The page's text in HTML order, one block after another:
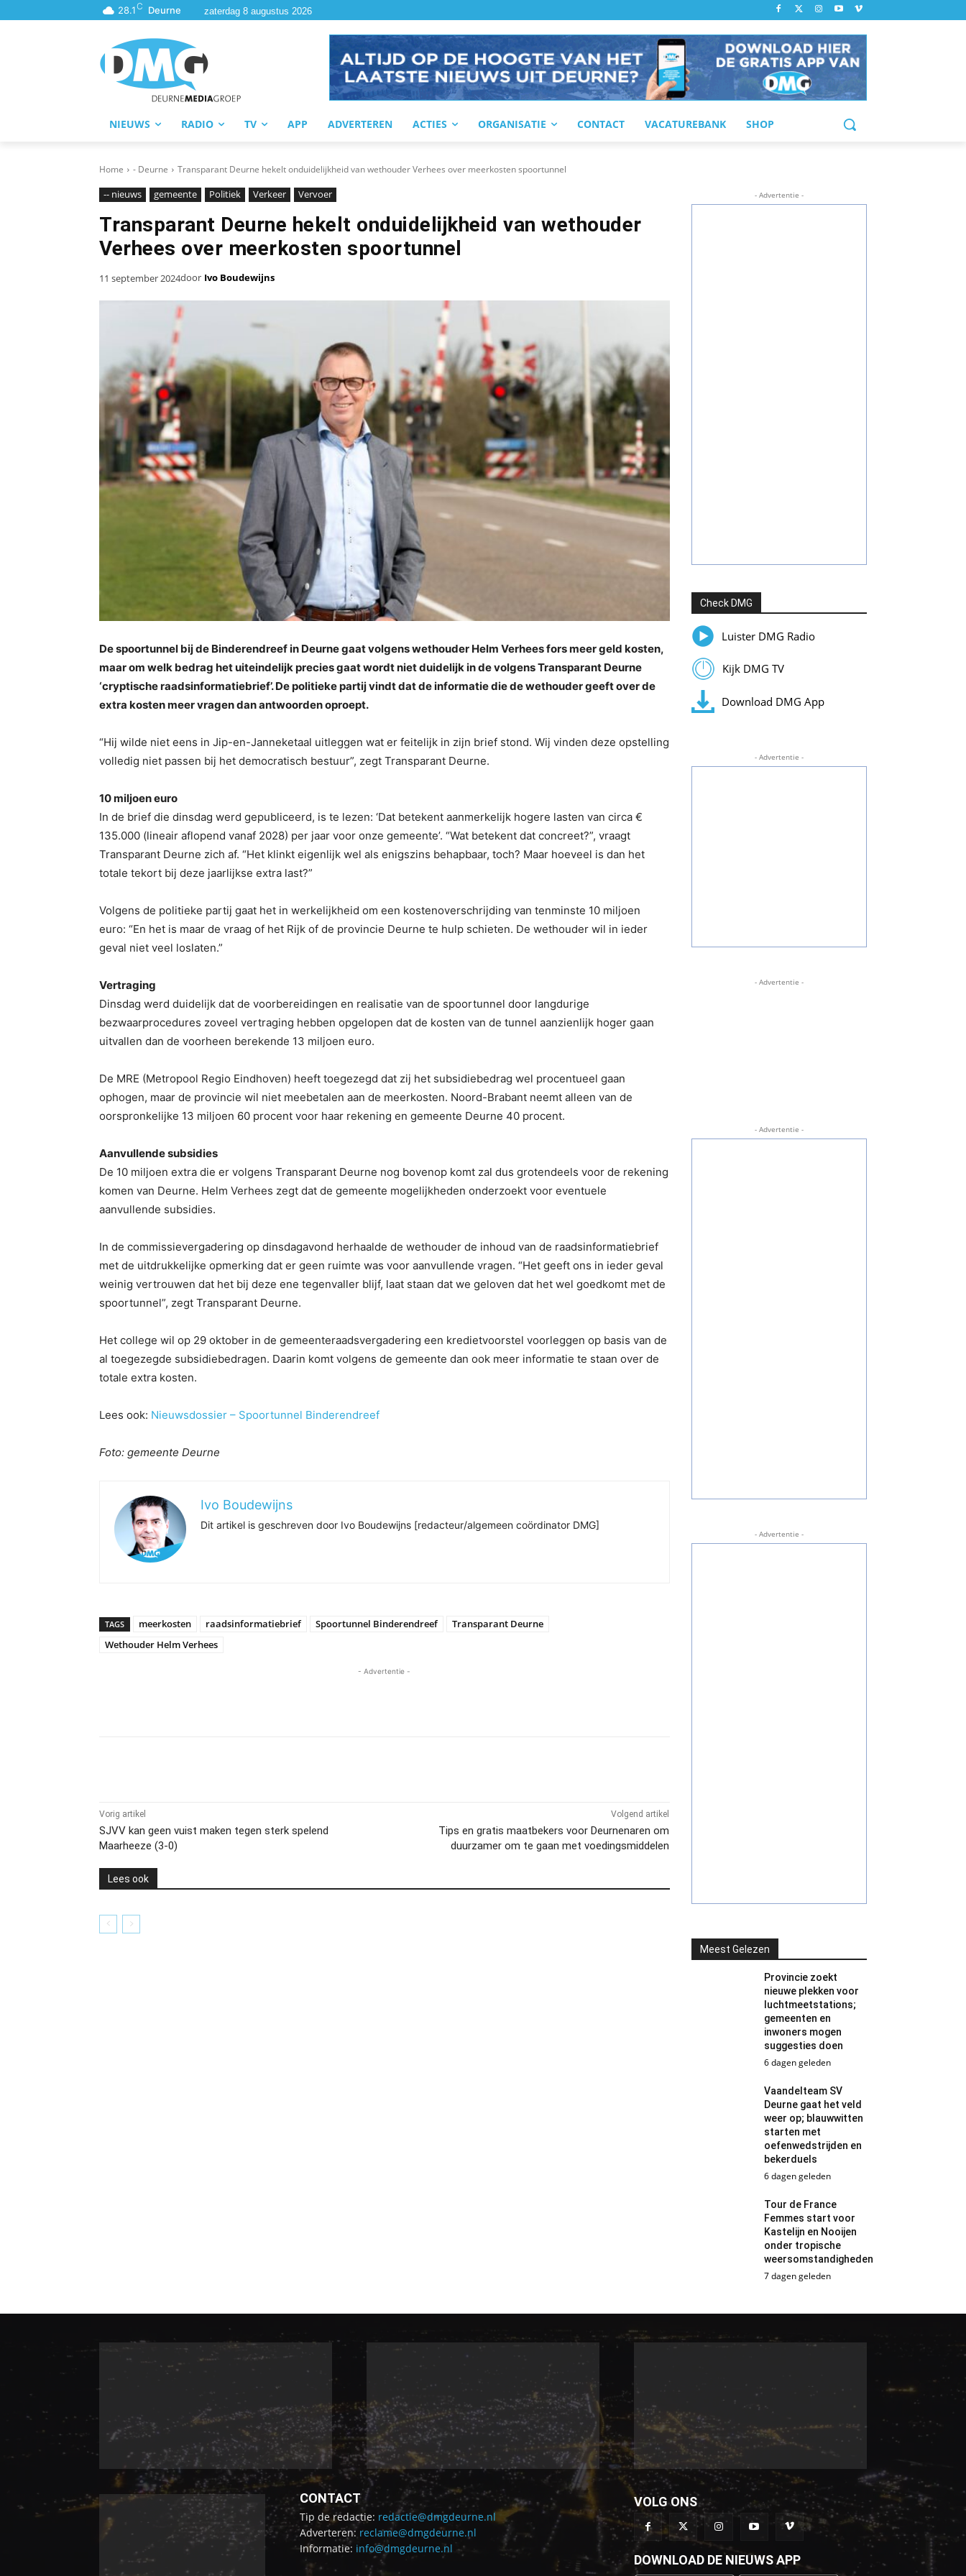
28.1C Deurne zaterdag 8 augustus 2026
NIEUWS RADIO TV APP ADVERTEREN ACTIES ORGANISATIE CONTACT VACATUREBANK SHOP
Home - Deurne Transparant Deurne hekelt onduidelijkheid van wethouder Verhees over meerkosten spoortunnel
-- nieuws gemeente Politiek Verkeer Vervoer
Transparant Deurne hekelt onduidelijkheid van wethouder
Verhees over meerkosten spoortunnel
11 september 2024door Ivo Boudewijns
De spoortunnel bij de Binderendreef in Deurne gaat volgens wethouder Helm Verhees fors meer geld kosten,
maar om welk bedrag het uiteindelijk precies gaat wordt niet duidelijk in de volgens Transparant Deurne
‘cryptische raadsinformatiebrief’. De politieke partij vindt dat de informatie die de wethouder geeft over de
extra kosten meer vragen dan antwoorden oproept.
“Hij wilde niet eens in Jip-en-Janneketaal uitleggen wat er feitelijk in zijn brief stond. Wij vinden deze opstelling
volledig niet passen bij het democratisch bestuur”, zegt Transparant Deurne.
10 miljoen euro
In de brief die dinsdag werd gepubliceerd, is te lezen: ‘Dat betekent aanmerkelijk hogere lasten van circa €
135.000 (lineair aflopend vanaf 2028) per jaar voor onze gemeente’. “Wat betekent dat concreet?”, vraagt
Transparant Deurne zich af. “Het klinkt eigenlijk wel als enigszins behapbaar, toch? Maar hoeveel is dan het
totale tekort bij deze jaarlijkse extra last?”
Volgens de politieke partij gaat het in werkelijkheid om een kostenoverschrijding van tenminste 10 miljoen
euro: “En het is maar de vraag of het Rijk of de provincie Deurne te hulp schieten. De wethouder wil in ieder
geval niet veel loslaten.”
Vertraging
Dinsdag werd duidelijk dat de voorbereidingen en realisatie van de spoortunnel door langdurige
bezwaarprocedures zoveel vertraging hebben opgelopen dat de kosten van de tunnel aanzienlijk hoger gaan
uitvallen dan de voorheen berekende 13 miljoen euro.
De MRE (Metropool Regio Eindhoven) heeft toegezegd dat zij het subsidiebedrag wel procentueel gaan
ophogen, maar de provincie wil niet meebetalen aan de meerkosten. Noord-Brabant neemt alleen van de
oorspronkelijke 13 miljoen 60 procent voor haar rekening en gemeente Deurne 40 procent.
Aanvullende subsidies
De 10 miljoen extra die er volgens Transparant Deurne nog bovenop komt zal dus grotendeels voor de rekening
komen van Deurne. Helm Verhees zegt dat de gemeente mogelijkheden onderzoekt voor eventuele
aanvullende subsidies.
In de commissievergadering op dinsdagavond herhaalde de wethouder de inhoud van de raadsinformatiebrief
met de uitdrukkelijke opmerking dat er geen ruimte was voor aanvullende vragen. “Het geeft ons in ieder geval
weinig vertrouwen dat het bij deze ene tegenvaller blijf, laat staan dat we geloven dat het wel goedkomt met de
spoortunnel”, zegt Transparant Deurne.
Het college wil op 29 oktober in de gemeenteraadsvergadering een kredietvoorstel voorleggen op basis van de
al toegezegde subsidiebedragen. Daarin komt volgens de gemeente dan ook meer informatie te staan over de
totale extra kosten.
Lees ook: Nieuwsdossier – Spoortunnel Binderendreef
Foto: gemeente Deurne
Ivo Boudewijns
Dit artikel is geschreven door Ivo Boudewijns [redacteur/algemeen coördinator DMG]
TAGS meerkosten raadsinformatiebrief Spoortunnel Binderendreef
Transparant Deurne
Wethouder Helm Verhees
- Advertentie -
Vorig artikel
SJVV kan geen vuist maken tegen sterk spelend
Maarheeze (3-0)
Volgend artikel
Tips en gratis maatbekers voor Deurnenaren om
duurzamer om te gaan met voedingsmiddelen
Lees ook
- Advertentie -
Check DMG
Luister DMG Radio
Kijk DMG TV
Download DMG App
- Advertentie -
- Advertentie -
- Advertentie -
- Advertentie -
Meest Gelezen
Provincie zoekt
nieuwe plekken voor
luchtmeetstations;
gemeenten en
inwoners mogen
suggesties doen
6 dagen geleden
Vaandelteam SV
Deurne gaat het veld
weer op; blauwwitten
starten met
oefenwedstrijden en
bekerduels
6 dagen geleden
Tour de France
Femmes start voor
Kastelijn en Nooijen
onder tropische
weersomstandigheden
7 dagen geleden
CONTACT
Tip de redactie: redactie@dmgdeurne.nl
Adverteren: reclame@dmgdeurne.nl
Informatie: info@dmgdeurne.nl
VOLG ONS
DOWNLOAD DE NIEUWS APP